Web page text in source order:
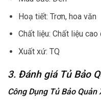
Hoạ tiết: Trơn, hoa văn
Chất liệu: Chất liệu cao
Xuất xứ: TQ
3. Đánh giá Tủ Bảo
Công Dụng Tủ Bảo Quản